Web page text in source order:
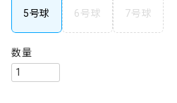
5号球 6号球 7号球